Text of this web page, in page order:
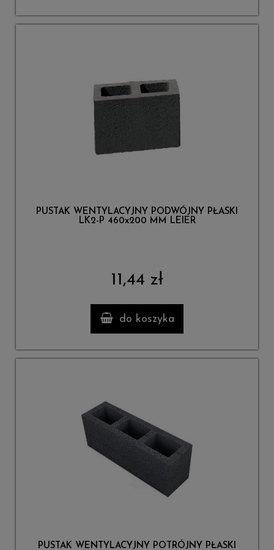
PUSTAK WENTYLACYJNY PODWÓJNY PŁASKI
LK2-P 460x200 MM LEIER
11,44 zł
do koszyka
PUSTAK WENTYLACYJNY POTRÓJNY PŁASKI